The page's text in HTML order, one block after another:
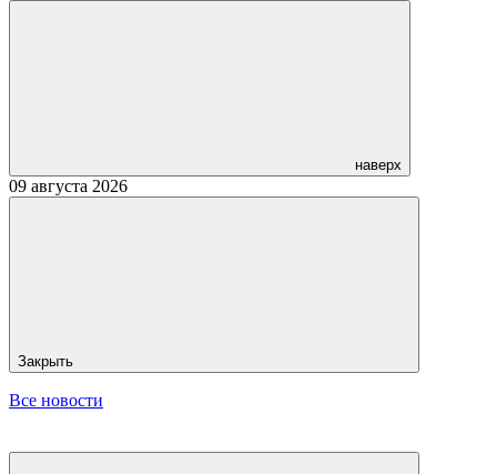
наверх
09 августа 2026
Закрыть
Все новости